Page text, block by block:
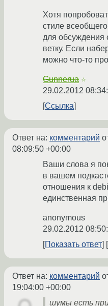
Хотя
стиле
для обсуждения
ветку. Если
можно что-то
Gunnerua ☆
29.02.2012
Ссылка
Ответ на: комментарий
08:09:50 +00:00
Ваши слова я
в вашем
отношения к
единственная
anonymous
29.02.2012
Показать ответ
Ответ на: комментарий
19:04:00 +00:00
шумы есть